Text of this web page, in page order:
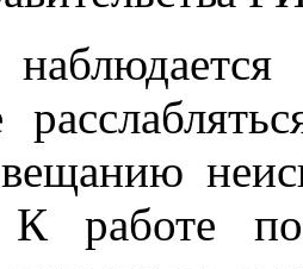
К работе